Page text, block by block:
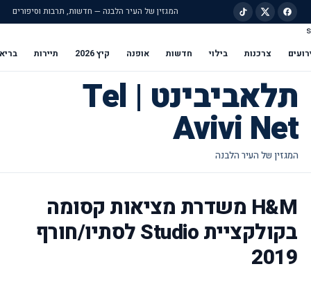
המגזין של העיר הלבנה — חדשות, תרבות וסיפורים
s
צרכנות בילוי חדשות אופנה קיץ 2026 תיירות
תלאביבינט | Tel
Avivi Net
H&M משדרת מציאות קסומה
בקולקציית Studio לסתיו/חורף
2019